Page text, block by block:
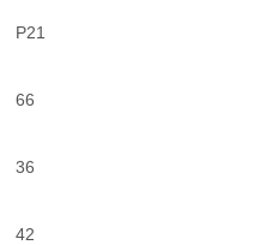
P21
66
36
42